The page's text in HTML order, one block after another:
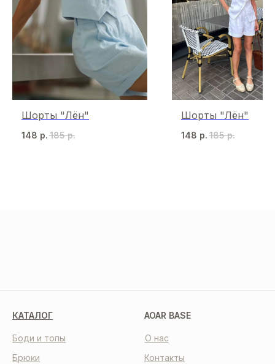
Шорты "Лён"
148 р. 185 р.
Шорты "Лён"
148 р. 185 р.
КАТАЛОГ AOAR BASE
О нас
Контакты
Боди и топы
Брюки